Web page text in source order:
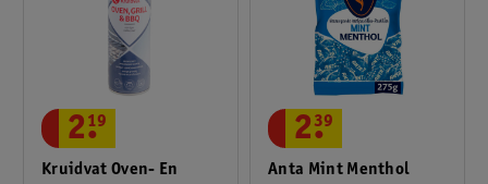
Kruidvat Oven- En
2.
19
Anta Mint Menthol
2.
39